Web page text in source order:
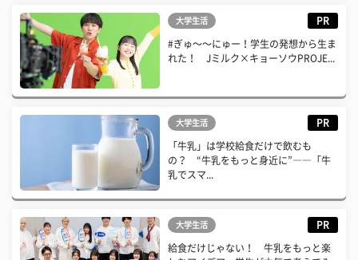
大学生活 PR
#ぎゅ〜〜にゅー！学生の発想から生ま
れた！ Jミルク×キョーソウPROJE...
大学生活 PR
「牛乳」は学校給食だけで飲むも
の？ “牛乳をもっと身近に”――「牛
乳でスマ...
大学生活 PR
給食だけじゃない！ 牛乳をもっと楽